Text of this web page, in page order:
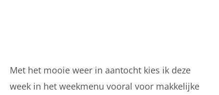
Met het mooie weer in aantocht kies ik deze
week in het weekmenu vooral voor makkelijke